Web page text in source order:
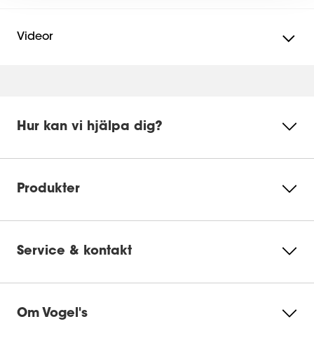
Videor
Hur kan vi hjälpa dig?
Produkter
Service & kontakt
Om Vogel's